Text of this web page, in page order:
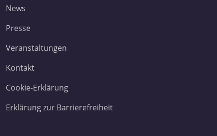
News
Presse
Veranstaltungen
Kontakt
Cookie-Erklärung
Erklärung zur Barrierefreiheit